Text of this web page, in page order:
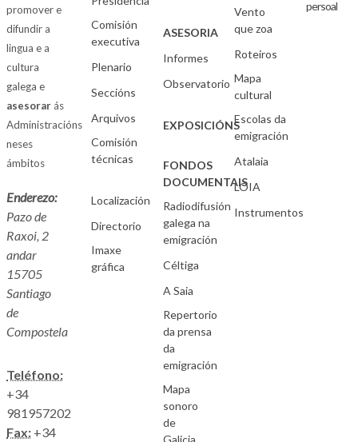
promover e
difundir a
lingua e a
cultura
galega e
asesorarás
Administracións
neses
ámbitos
Enderezo:
Pazo de
Raxoi, 2
andar
15705
Santiago
de
Compostela
Teléfono:
+34
981957202
Fax: +34
Comisión
executiva
Plenario
Seccións
Arquivos
Comisión
técnicas
Localización
Directorio
Imaxe
gráfica
ASESORIA
Informes
Observatorio
EXPOSICIÓNS
FONDOS
DOCUMENTAIS
Radiodifusión
galega na
emigración
Céltiga
A Saia
Repertorio
da prensa
da
emigración
Mapa
sonoro
de
Galicia
Vento
que zoa
Roteiros
Mapa
cultural
Escolas da
emigración
Atalaia
LOIA
Instrumentos
persoal